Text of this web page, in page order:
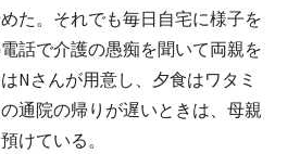
た。それでも毎日自宅に様子を
話で介護の愚痴を聞いて両親を
Nさんが用意し、夕食はワタミ
通院の帰りが遅いときは、母親
けている。